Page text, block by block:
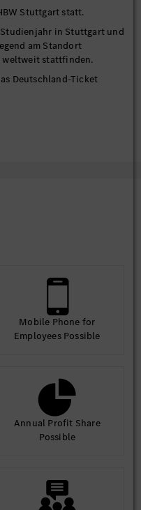
Stuttgart statt.
in Stuttgart und
am Standort
weltweit stattfinden.
Deutschland-Ticket
Mobile Phone for
Employees Possible
Annual Profit Share
Possible